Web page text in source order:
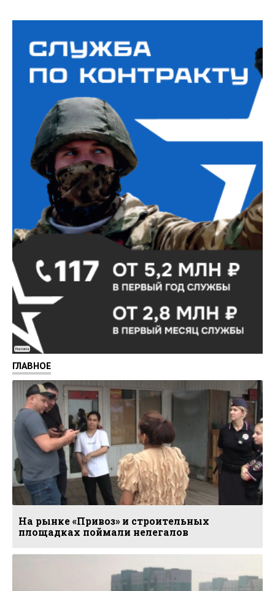
Реклама
ГЛАВНОЕ
На рынке «Привоз» и строительных
площадках поймали нелегалов